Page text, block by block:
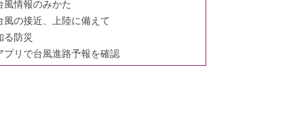
風情報のみかた
風の接近、上陸に備えて
る防災
プリで台風進路予報を確認